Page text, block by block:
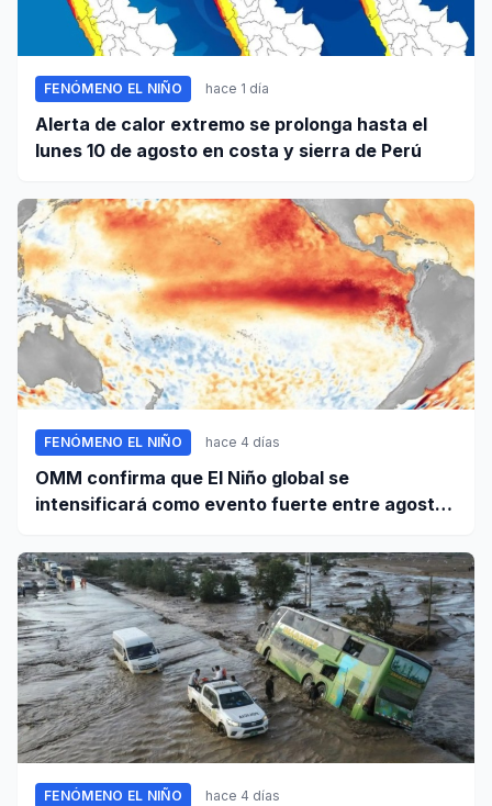
FENÓMENO EL NIÑO hace 1 día
Alerta de calor extremo se prolonga hasta el
lunes 10 de agosto en costa y sierra de Perú
FENÓMENO EL NIÑO hace 4 días
OMM confirma que El Niño global se
intensificará como evento fuerte entre agosto
FENÓMENO EL NIÑO hace 4 días